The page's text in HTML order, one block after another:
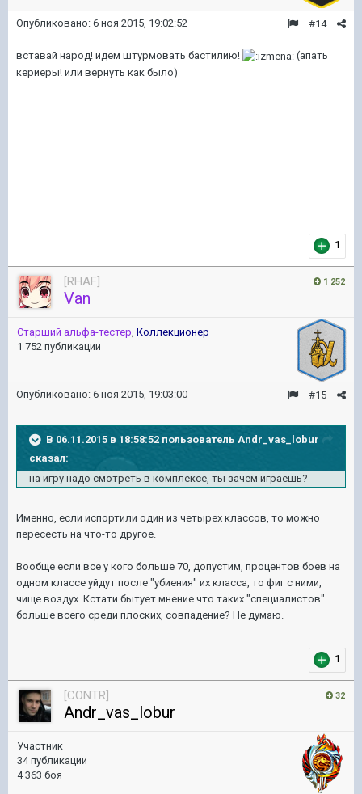
#14
Опубликовано: 6 ноя 2015, 19:02:52
вставай народ! идем штурмовать бастилию!
(апать
кериеры! или вернуть как было)
1
1 252
[RHAF]
Van
Старший альфа-тестер, Коллекционер
1 752 публикации
#15
Опубликовано: 6 ноя 2015, 19:03:00
В 06.11.2015 в 18:58:52 пользователь Andr_vas_lobur
сказал:
на игру надо смотреть в комплексе, ты зачем играешь?
Именно, если испортили один из четырех классов, то можно
пересесть на что-то другое.
Вообще если все у кого больше 70, допустим, процентов боев на
одном классе уйдут после "убиения" их класса, то фиг с ними,
чище воздух. Кстати бытует мнение что таких "специалистов"
больше всего среди плоских, совпадение? Не думаю.
1
32
[CONTR]
Andr_vas_lobur
Участник
34 публикации
4 363 боя